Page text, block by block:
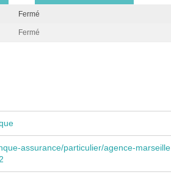
Fermé
Fermé
assurance/particulier/agence-marseille